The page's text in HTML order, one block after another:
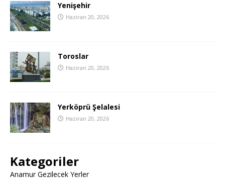
Yenişehir
Haziran 20, 2026
Toroslar
Haziran 20, 2026
Yerköprü Şelalesi
Haziran 20, 2026
Kategoriler
Anamur Gezilecek Yerler